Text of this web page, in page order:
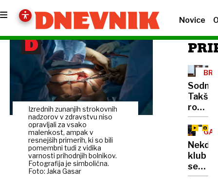
Novice
Izrednih zunanjih strokovnih
nadzorov v zdravstvu niso
opravljali za vsako
malenkost, ampak v
resnejših primerih, ki so bili
pomembni tudi z vidika
varnosti prihodnjih bolnikov.
Fotografija je simbolična.
Foto: Jaka Gasar
Takšne
rope
le iz
klub
se
mu